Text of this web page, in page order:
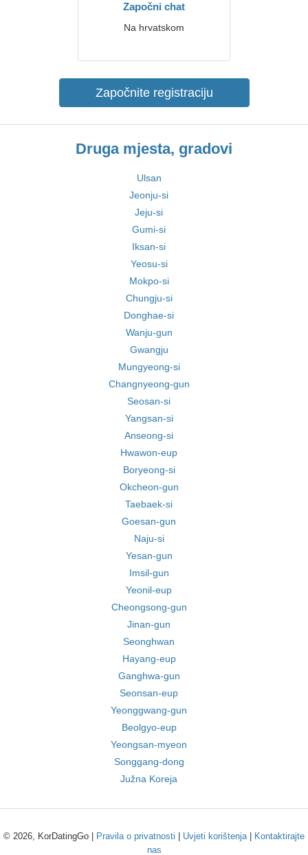
Započni chat
Na hrvatskom
Započnite registraciju
Druga mjesta, gradovi
Ulsan
Jeonju-si
Jeju-si
Gumi-si
Iksan-si
Yeosu-si
Mokpo-si
Chungju-si
Donghae-si
Wanju-gun
Gwangju
Mungyeong-si
Changnyeong-gun
Seosan-si
Yangsan-si
Anseong-si
Hwawon-eup
Boryeong-si
Okcheon-gun
Taebaek-si
Goesan-gun
Naju-si
Yesan-gun
Imsil-gun
Yeonil-eup
Cheongsong-gun
Jinan-gun
Seonghwan
Hayang-eup
Ganghwa-gun
Seonsan-eup
Yeonggwang-gun
Beolgyo-eup
Yeongsan-myeon
Songgang-dong
Južna Koreja
© 2026, KorDatingGo | Pravila o privatnosti Uvjeti korištenja|
Kontaktirajte
nas